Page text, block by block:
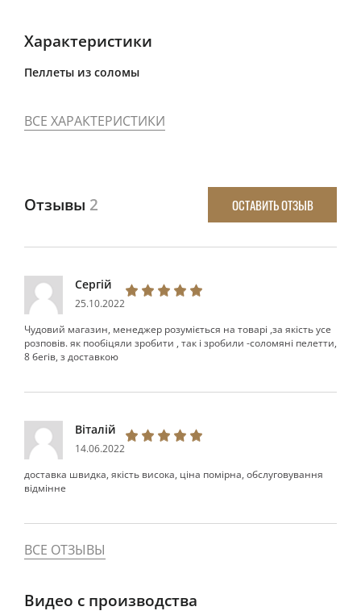
Характеристики
Пеллеты из соломы
ВСЕ ХАРАКТЕРИСТИКИ
Отзывы 2 ОСТАВИТЬ ОТЗЫВ
Сергій
25.10.2022
Чудовий магазин, менеджер розуміється на товарі ,за якість усе
розповів. як пообіцяли зробити , так і зробили -соломяні пелетти,
8 бегів, з доставкою
Віталій
14.06.2022
доставка швидка, якість висока, ціна помірна, обслуговування
відмінне
ВСЕ ОТЗЫВЫ
Видео с производства